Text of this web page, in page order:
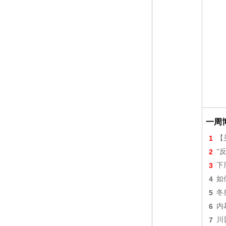
一周
1
2 “
3 下
4 如
5 冬
6 内
7 川